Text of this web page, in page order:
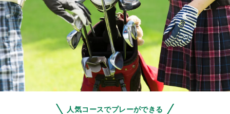
人気コースでプレーができる